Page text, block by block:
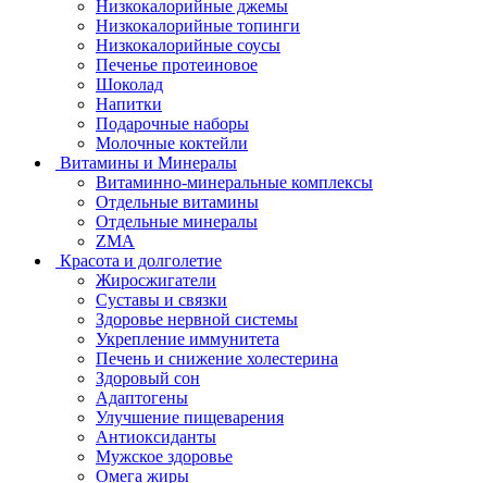
Низкокалорийные джемы
Низкокалорийные топинги
Низкокалорийные соусы
Печенье протеиновое
Шоколад
Напитки
Подарочные наборы
Молочные коктейли
Витамины и Минералы
Витаминно-минеральные комплексы
Отдельные витамины
Отдельные минералы
ZMA
Красота и долголетие
Жиросжигатели
Суставы и связки
Здоровье нервной системы
Укрепление иммунитета
Печень и снижение холестерина
Здоровый сон
Адаптогены
Улучшение пищеварения
Антиоксиданты
Мужское здоровье
Омега жиры